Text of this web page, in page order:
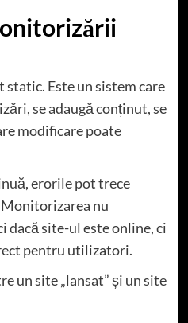
static. Este un sistem care
se adaugă conținut, se
modificare poate
erorile pot trece
nu
dacă site-ul este online, ci
pentru utilizatori.
un site „lansat” și un site